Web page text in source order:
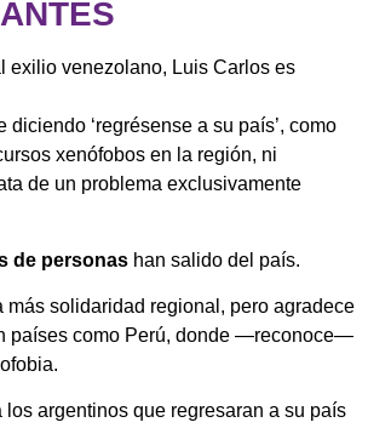
exilio venezolano, Luis Carlos es
diciendo ‘regrésense a su país’, como
xenófobos en la región, ni
de un problema exclusivamente
de personas han salido del país.
más solidaridad regional, pero agradece
países como Perú, donde —reconoce—
los argentinos que regresaran a su país